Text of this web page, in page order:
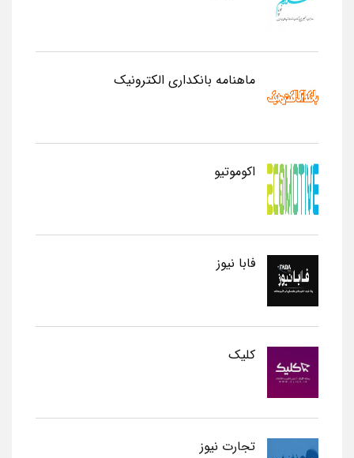
ماهنامه بانکداری الکترونیک
اکوموتیو
فابا نیوز
کلیک
تجارت نیوز